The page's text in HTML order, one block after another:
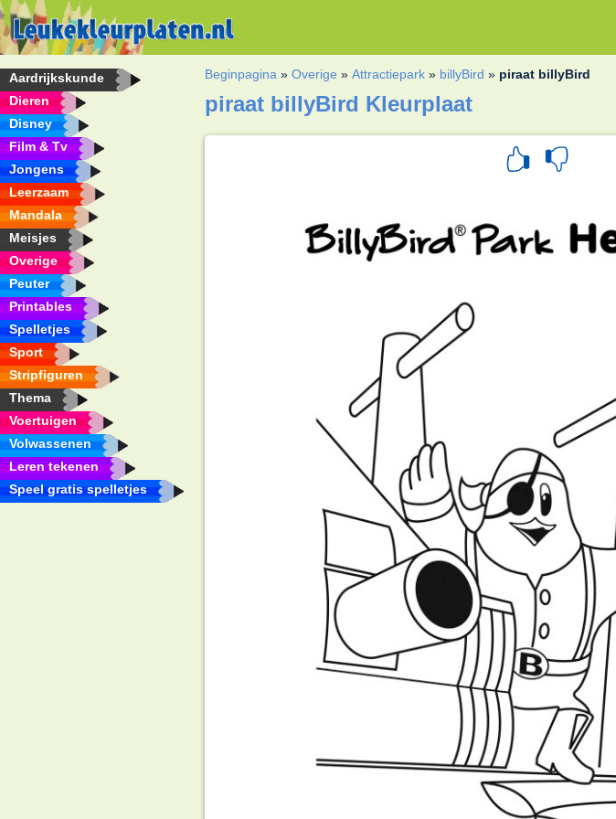
Aardrijkskunde
Dieren
Disney
Film & Tv
Jongens
Leerzaam
Mandala
Meisjes
Overige
Peuter
Printables
Spelletjes
Sport
Stripfiguren
Thema
Voertuigen
Volwassenen
Leren tekenen
Speel gratis spelletjes
Beginpagina »Overige »Attractiepark » billyBird » piraat billyBird
piraat billyBird Kleurplaat